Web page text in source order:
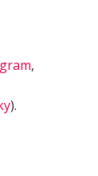
,
).